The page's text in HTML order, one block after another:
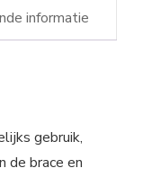
informatie
gebruik,
de brace en